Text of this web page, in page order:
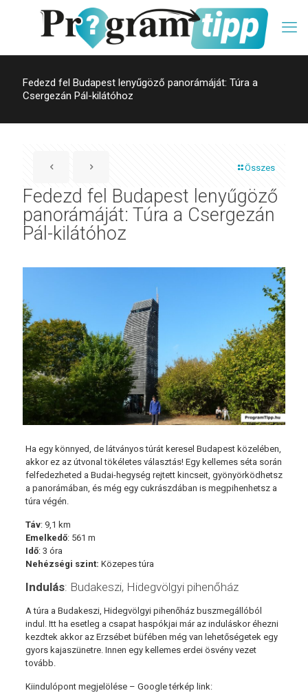
Fedezd fel Budapest lenyűgöző panorámáját: Túra a
Csergezán Pál-kilátóhoz
Összes
Fedezd fel Budapest lenyűgöző
panorámáját: Túra a Csergezán
Pál-kilátóhoz
Ha egy könnyed, de látványos túrát keresel Budapest közelében,
akkor ez az útvonal tökéletes választás! Egy kellemes séta során
felfedezheted a Budai-hegység rejtett kincseit, gyönyörködhetsz
a panorámában, és még egy cukrászdában is megpihenhetsz a
túra végén.
Táv: 9,1 km
Emelkedő: 561 m
Idő: 3 óra
Nehézségi szint: Közepes túra
Indulás: Budakeszi, Hidegvölgyi pihenőház
A túra a Budakeszi, Hidegvölgyi pihenőház buszmegállóból
indul. Itt ha esetleg a csapat haspókjai már az induláskor éhezni
kezdtek akkor az Erzsébet büfében még van lehetőségetek egy
gyors kajaszünetre. Innen egy kellemes erdei ösvény vezet
tovább.
Kiindulópont megjelölése – Google térkép link: